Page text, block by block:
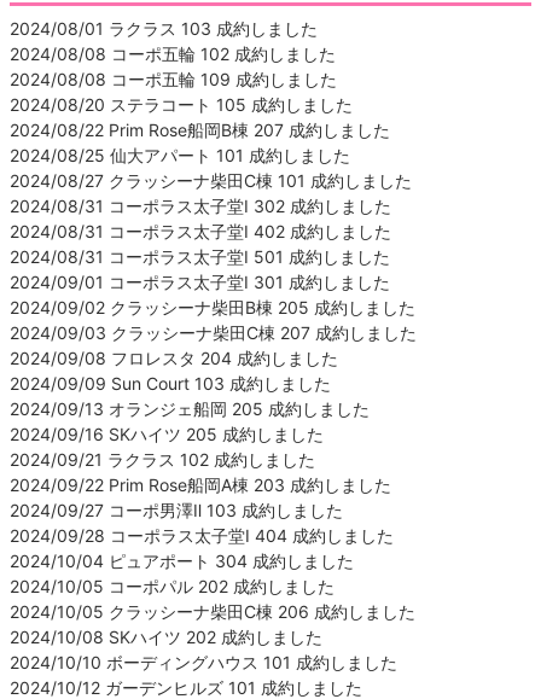
2024/08/01 ラクラス 103 成約しました
2024/08/08 コーポ五輪 102 成約しました
2024/08/08 コーポ五輪 109 成約しました
2024/08/20 ステラコート 105 成約しました
2024/08/22 Prim Rose船岡B棟 207 成約しました
2024/08/25 仙大アパート 101 成約しました
2024/08/27 クラッシーナ柴田C棟 101 成約しました
2024/08/31 コーポラス太子堂Ⅰ 302 成約しました
2024/08/31 コーポラス太子堂Ⅰ 402 成約しました
2024/08/31 コーポラス太子堂Ⅰ 501 成約しました
2024/09/01 コーポラス太子堂Ⅰ 301 成約しました
2024/09/02 クラッシーナ柴田B棟 205 成約しました
2024/09/03 クラッシーナ柴田C棟 207 成約しました
2024/09/08 フロレスタ 204 成約しました
2024/09/09 Sun Court 103 成約しました
2024/09/13 オランジェ船岡 205 成約しました
2024/09/16 SKハイツ 205 成約しました
2024/09/21 ラクラス 102 成約しました
2024/09/22 Prim Rose船岡A棟 203 成約しました
2024/09/27 コーポ男澤Ⅱ 103 成約しました
2024/09/28 コーポラス太子堂Ⅰ 404 成約しました
2024/10/04 ピュアポート 304 成約しました
2024/10/05 コーポパル 202 成約しました
2024/10/05 クラッシーナ柴田C棟 206 成約しました
2024/10/08 SKハイツ 202 成約しました
2024/10/10 ボーディングハウス 101 成約しました
2024/10/12 ガーデンヒルズ 101 成約しました